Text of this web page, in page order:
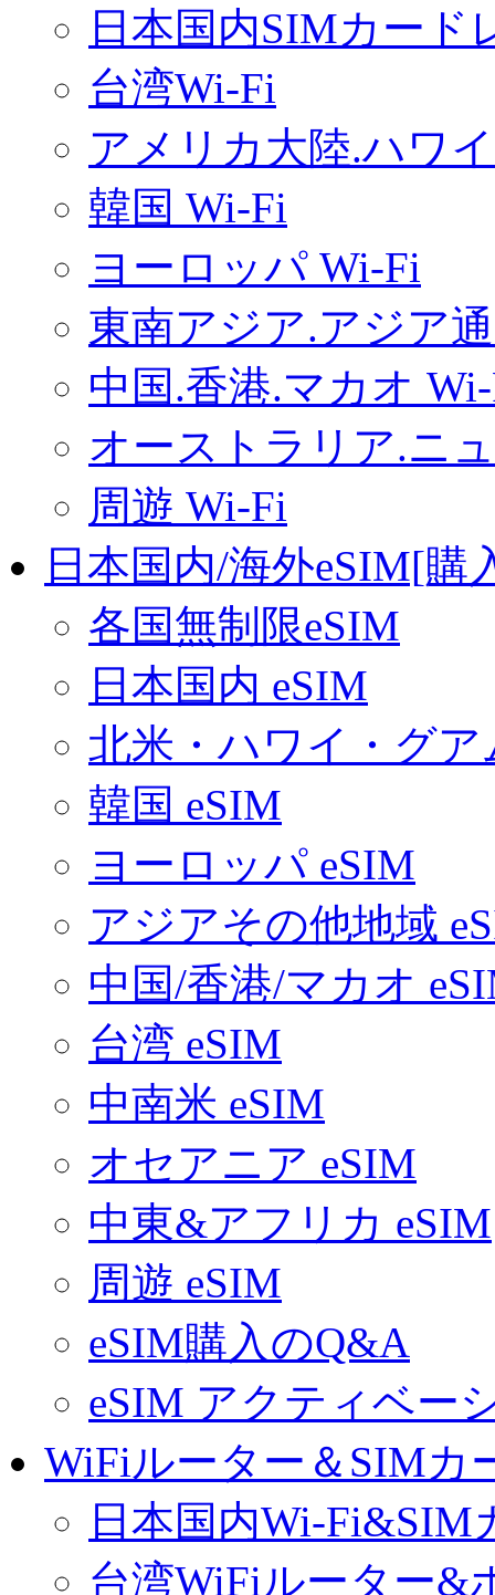
日本国内SIMカード
台湾Wi-Fi
アメリカ大陸.ハワ
韓国 Wi-Fi
ヨーロッパ Wi-Fi
東南アジア.アジア
中国.香港.マカオ
オーストラリア.ニ
周遊 Wi-Fi
日本国内/海外eSIM[購
各国無制限eSIM
日本国内 eSIM
北米・ハワイ・グア
韓国 eSIM
ヨーロッパ eSIM
アジアその他地域
中国/香港/マカオ
台湾 eSIM
中南米 eSIM
オセアニア eSIM
中東&アフリカ eSIM
周遊 eSIM
eSIM購入のQ&A
eSIM アクティベー
WiFiルーター＆SIMカ
日本国内Wi-Fi&SIM
台湾WiFiルーター&